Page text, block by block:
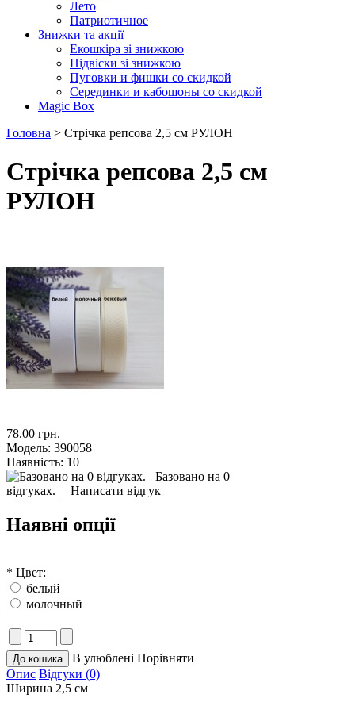
Лето
Патриотичное
Знижки та акції
Екошкіра зі знижкою
Підвіски зі знижкою
Пуговки и фишки со скидкой
Серединки и кабошоны со скидкой
Magic Box
Головна > Стрічка репсова 2,5 см РУЛОН
Стрічка репсова 2,5 см
РУЛОН
78.00 грн.
Модель: 390058
Наявність: 10
Базовано на 0
відгуках. | Написати відгук
Наявні опції
* Цвет:
белый
молочный
В улюблені Порівняти
Опис Відгуки (0)
Ширина 2,5 см